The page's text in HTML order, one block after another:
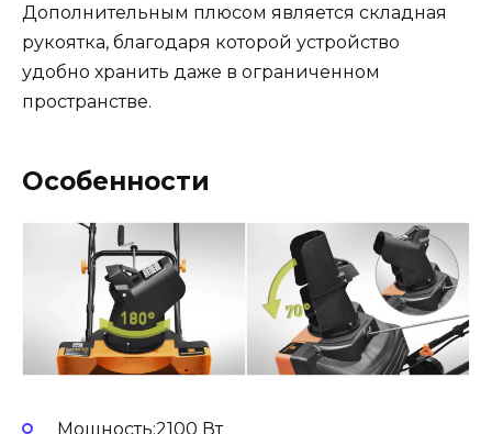
Дополнительным плюсом является складная
рукоятка, благодаря которой устройство
удобно хранить даже в ограниченном
пространстве.
Особенности
Мощность:2100 Вт